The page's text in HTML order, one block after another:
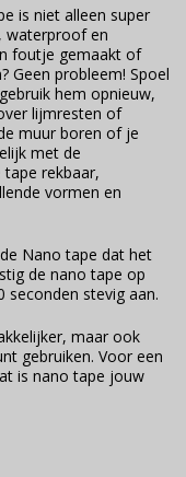
is niet alleen super
waterproof en
foutje gemaakt of
Geen probleem! Spoel
hem opnieuw,
lijmresten of
muur boren of je
met de
rekbaar,
vormen en
Nano tape dat het
de nano tape op
seconden stevig aan.
maar ook
gebruiken. Voor een
is nano tape jouw